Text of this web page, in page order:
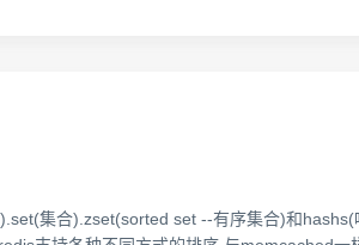
集合).zset(sorted set --有序集合)和hashs(